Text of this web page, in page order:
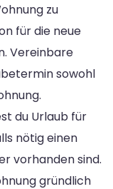
zu
für die neue
Vereinbare
sowohl
du Urlaub für
nötig einen
vorhanden sind.
gründlich